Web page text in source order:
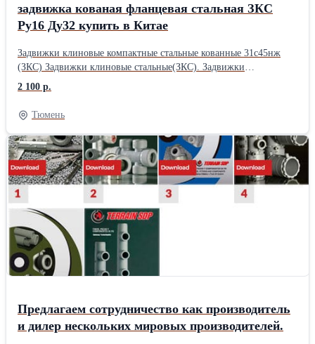
задвижка кованая фланцевая стальная ЗКС
Ру16 Ду32 купить в Китае
Задвижки клиновые компактные стальные кованные 31с45нж
(ЗКС) Задвижки клиновые стальные(ЗКС). Задвижки
предназначены для установки в качестве запорного механизма
на трубопроводах, транспортирующих жидкие и. газообразные
среды. Задвижки обеспечивают перекрытие потока среды в
любом направлении. Присоединение к трубопроводу:
фланцевое, муфтовое, под приварку встык, под приварку
внахлест. Чертеж задвижки клиновой компактной 31с45нж
(ЗКС) Крышка на болтах: Z41H(锻BB).jpg Сварная крышка:
Z41H(锻WB).jpg Материалы основных деталей № Наименование
Детали Материал 1 Корпус A105 2 Манжета 2Cr13 3 Диск 2Cr13
4 Шток 2Cr13 5 Прокладка 304+Графит 6 Крышка A105 7
Шпилька Ст.35 8 Набивка Гибкий графит 9 Набивной сальник
WCB 10 Сальник WCB 11 Болт с ушком Ст.35 12 Гайка Ст.45 13
Гайка шпинделя 2Cr13 14 Маховик Чугун Основные габаритные
& присоединительные размеры Ру, МПа Ду, мм d L D D1 n-фd W
H≈ Приблиз. вес, кг 1,6 15 10 130 95 65 4-ф14 100 162 2.8 20
211 4.9 32 24 180 135 100 4-ф18 125 238 5.6 40 31.8 200 145 110
4-ф18 160 257 9.8 50 38.1 250 160 125 4-ф18 180 282 12.8 65 50.8
265 180 145 4-ф18 200 357 23 Ру, МПа Ду, мм d L D D1 n-фd W
2 100 р.
Тюмень
Предлагаем сотрудничество как производитель
и дилер нескольких мировых производителей.